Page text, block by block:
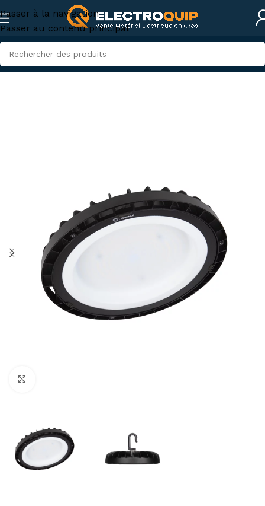
Passer à la navigation
Passer au contenu principal
Accueil/Eclairage/Armature industrielle